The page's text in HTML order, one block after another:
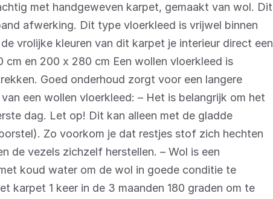
met handgeweven karpet, gemaakt van wol. Dit
afwerking. Dit type vloerkleed is vrijwel binnen
vrolijke kleuren van dit karpet je interieur direct een
en 200 x 280 cm Een wollen vloerkleed is
Goed onderhoud zorgt voor een langere
een wollen vloerkleed: – Het is belangrijk om het
dag. Let op! Dit kan alleen met de gladde
Zo voorkom je dat restjes stof zich hechten
de vezels zichzelf herstellen. – Wol is een
koud water om de wol in goede conditie te
karpet 1 keer in de 3 maanden 180 graden om te